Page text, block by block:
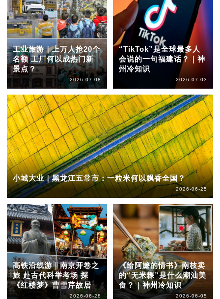
工业旅游｜上万人抢20个
名额 工厂何以成热门新
景点？
2026-07-08
“TikTok”是全球最多人
会说的一句福建话？｜神
州冷知识
2026-07-03
小城大业｜黑龙江五常市：一粒米何以飘香全国？
2026-06-25
高铁沿线游｜南京开卷之
旅 赴古代科举考场 探
《红楼梦》曹雪芹故居
2026-06-28
《给阿嬷的情书》南枝卖
的“无米粿”是什么潮汕美
食？｜神州冷知识
2026-06-05